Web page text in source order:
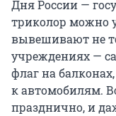
Дня России —
триколор можно
вывешивают не
учреждениях —
флаг на
к автомобилям.
празднично, и